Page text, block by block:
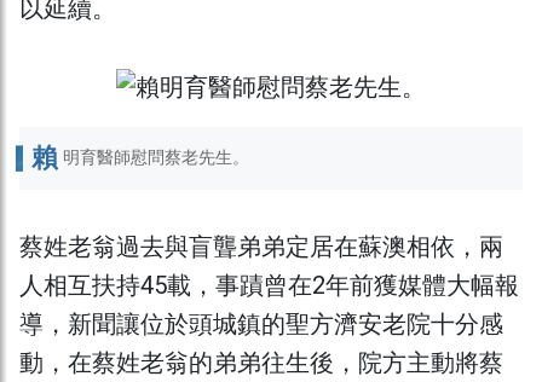
以延續。
賴 明育醫師慰問蔡老先生。
蔡姓老翁過去與盲聾弟弟定居在蘇澳相依，兩
人相互扶持45載，事蹟曾在2年前獲媒體大幅報
導，新聞讓位於頭城鎮的聖方濟安老院十分感
動，在蔡姓老翁的弟弟往生後，院方主動將蔡